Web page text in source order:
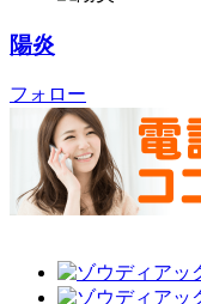
陽炎
フォロー